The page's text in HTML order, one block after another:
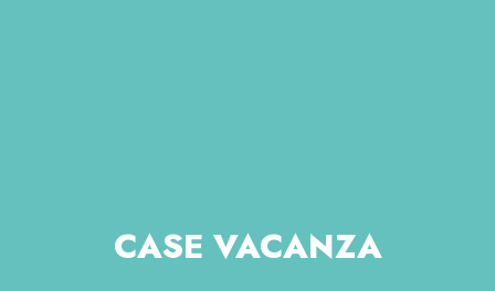
CASE VACANZA